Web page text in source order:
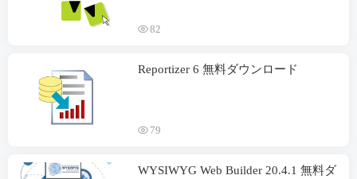
82
Reportizer 6 無料ダウンロード
79
WYSIWYG Web Builder 20.4.1 無料ダ